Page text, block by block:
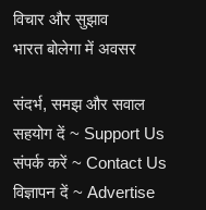
विचार और सुझाव
भारत बोलेगा में अवसर
संदर्भ, समझ और सवाल
सहयोग दें ~ Support Us
संपर्क करें ~ Contact Us
विज्ञापन दें ~ Advertise